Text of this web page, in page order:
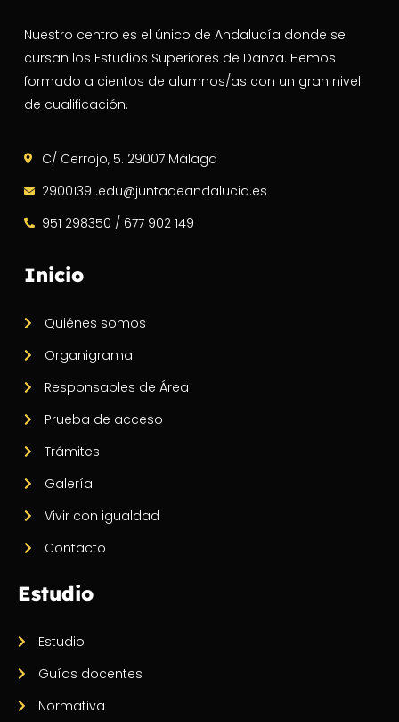
Nuestro centro es el único de Andalucía donde se
cursan los Estudios Superiores de Danza. Hemos
formado a cientos de alumnos/as con un gran nivel
de cualificación.
C/ Cerrojo, 5. 29007 Málaga
29001391.edu@juntadeandalucia.es
951 298350 / 677 902 149
Inicio
Quiénes somos
Organigrama
Responsables de Área
Prueba de acceso
Trámites
Galería
Vivir con igualdad
Contacto
Estudio
Estudio
Guías docentes
Normativa